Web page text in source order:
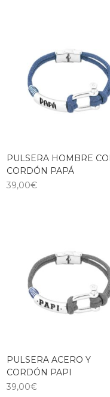
PULSERA HOMBRE
CORDÓN PAPÁ
39,00€
PULSERA ACERO Y
CORDÓN PAPI
39,00€